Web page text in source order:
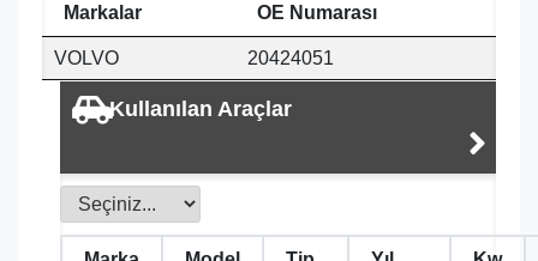
Markalar OE Numarası
VOLVO 20424051
Kullanılan Araçlar